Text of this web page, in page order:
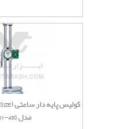
مدل 450-1351